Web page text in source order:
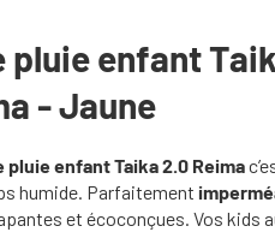
pluie enfant
- Jaune
pluie enfant Taika 2.0 Reima
humide. Parfaitement
et écoconçues. Vos kids